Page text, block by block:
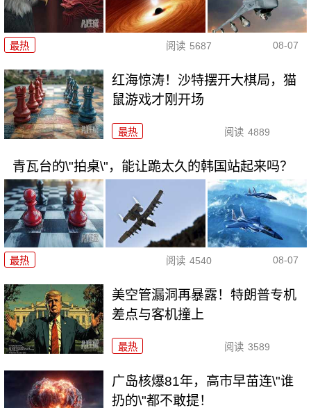
最热 阅读 5687 08-07
红海惊涛！沙特摆开大棋局，猫
鼠游戏才刚开场
最热 阅读 4889
青瓦台的\"拍桌\"，能让跪太久的韩国站起来吗？
最热 阅读 4540 08-07
美空管漏洞再暴露！特朗普专机
差点与客机撞上
最热 阅读 3589
广岛核爆81年，高市早苗连\"谁
扔的\"都不敢提！